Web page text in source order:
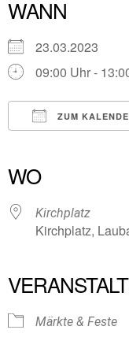
WANN
23.03.2023
09:00 Uhr -
ZUM
WO
Kirchplatz
Kirchplatz,
Märkte & Feste